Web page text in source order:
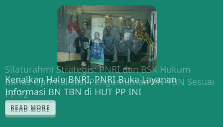
Silaturahmi Strategis: PNRI dan BSK Hukum
Bahas Optimalisasi Pengumuman BN-TBN Sesuai
PP 72
READ MORE
Kenalkan Halo BNRI, PNRI Buka Layanan
Informasi BN TBN di HUT PP INI
READ MORE